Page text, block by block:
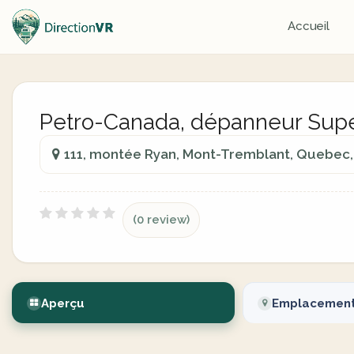
Accueil
Petro-Canada, dépanneur
111, montée Ryan, Mont-Tremblant,
(0 review)
Aperçu